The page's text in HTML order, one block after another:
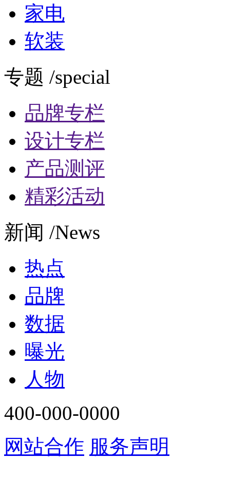
家电
软装
专题 /special
品牌专栏
设计专栏
产品测评
精彩活动
新闻 /News
热点
品牌
数据
曝光
人物
400-000-0000
网站合作 服务声明